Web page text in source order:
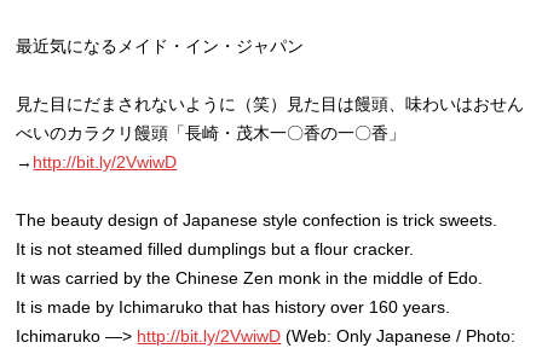
最近気になるメイド・イン・ジャパン
見た目にだまされないように（笑）見た目は饅頭、味わいはおせん
べいのカラクリ饅頭「長崎・茂木一〇香の一〇香」
→ http://bit.ly/2VwiwD
The beauty design of Japanese style confection is trick sweets.
It is not steamed filled dumplings but a flour cracker.
It was carried by the Chinese Zen monk in the middle of Edo.
It is made by Ichimaruko that has history over 160 years.
Ichimaruko —> http://bit.ly/2VwiwD (Web: Only Japanese / Photo: